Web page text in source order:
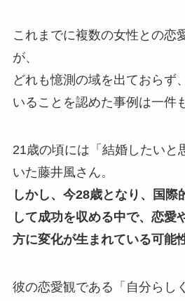
これまでに複数の女性との恋
が、
どれも憶測の域を出ておらず
いることを認めた事例は一件
21歳の頃には「結婚したいと
いた藤井風さん。
しかし、今28歳となり、国際
して成功を収める中で、恋愛
方に変化が生まれている可能
彼の恋愛観である「自分らし